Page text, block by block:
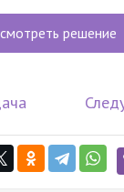
решение